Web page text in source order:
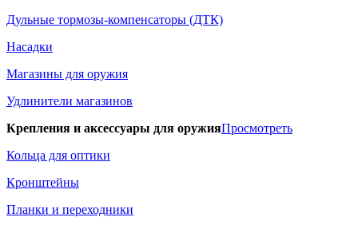
Дульные тормозы-компенсаторы (ДТК)
Насадки
Магазины для оружия
Удлинители магазинов
Крепления и аксессуары для оружияПросмотреть
Кольца для оптики
Кронштейны
Планки и переходники